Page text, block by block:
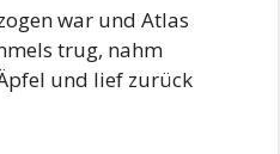
war und Atlas
trug, nahm
und lief zurück